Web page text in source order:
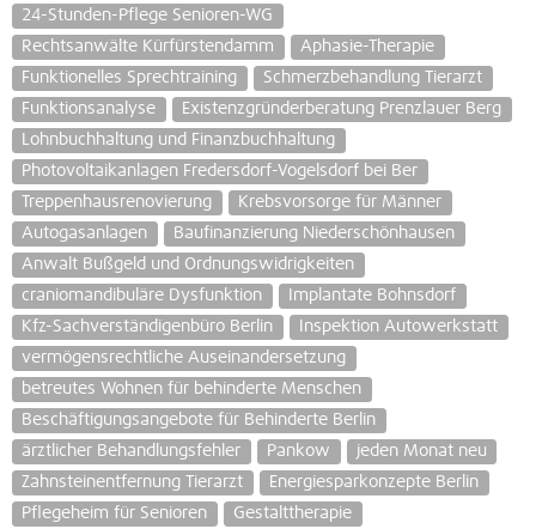
24-Stunden-Pflege Senioren-WG
Rechtsanwälte Kürfürstendamm
Aphasie-Therapie
Funktionelles Sprechtraining
Schmerzbehandlung Tierarzt
Funktionsanalyse
Existenzgründerberatung Prenzlauer Berg
Lohnbuchhaltung und Finanzbuchhaltung
Photovoltaikanlagen Fredersdorf-Vogelsdorf bei Ber
Treppenhausrenovierung
Krebsvorsorge für Männer
Autogasanlagen
Baufinanzierung Niederschönhausen
Anwalt Bußgeld und Ordnungswidrigkeiten
craniomandibuläre Dysfunktion
Implantate Bohnsdorf
Kfz-Sachverständigenbüro Berlin
Inspektion Autowerkstatt
vermögensrechtliche Auseinandersetzung
betreutes Wohnen für behinderte Menschen
Beschäftigungsangebote für Behinderte Berlin
ärztlicher Behandlungsfehler
Pankow
jeden Monat neu
Zahnsteinentfernung Tierarzt
Energiesparkonzepte Berlin
Pflegeheim für Senioren
Gestalttherapie